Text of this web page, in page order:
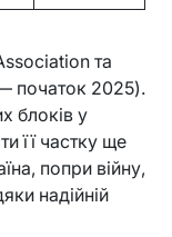
та
початок 2025).
блоків у
її частку ще
попри війну,
надійній